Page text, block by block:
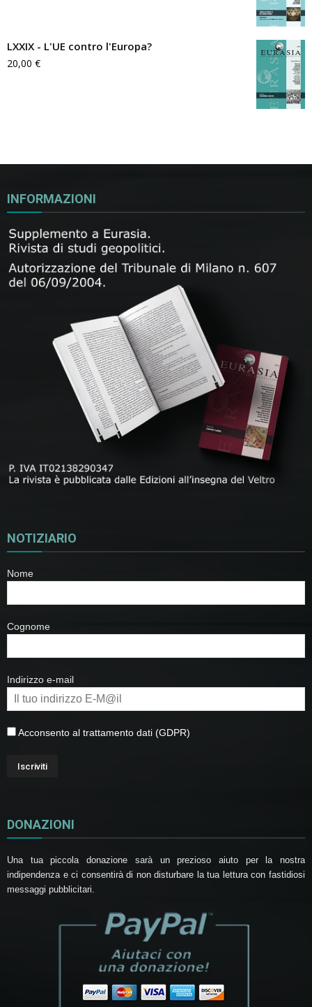
LXXIX - L'UE contro l'Europa?
20,00 €
INFORMAZIONI
NOTIZIARIO
Nome
Cognome
Indirizzo e-mail
Acconsento al trattamento dati (GDPR)
DONAZIONI
Una tua piccola donazione sarà un prezioso aiuto per la nostra
indipendenza e ci consentirà di non disturbare la tua lettura con fastidiosi
messaggi pubblicitari.